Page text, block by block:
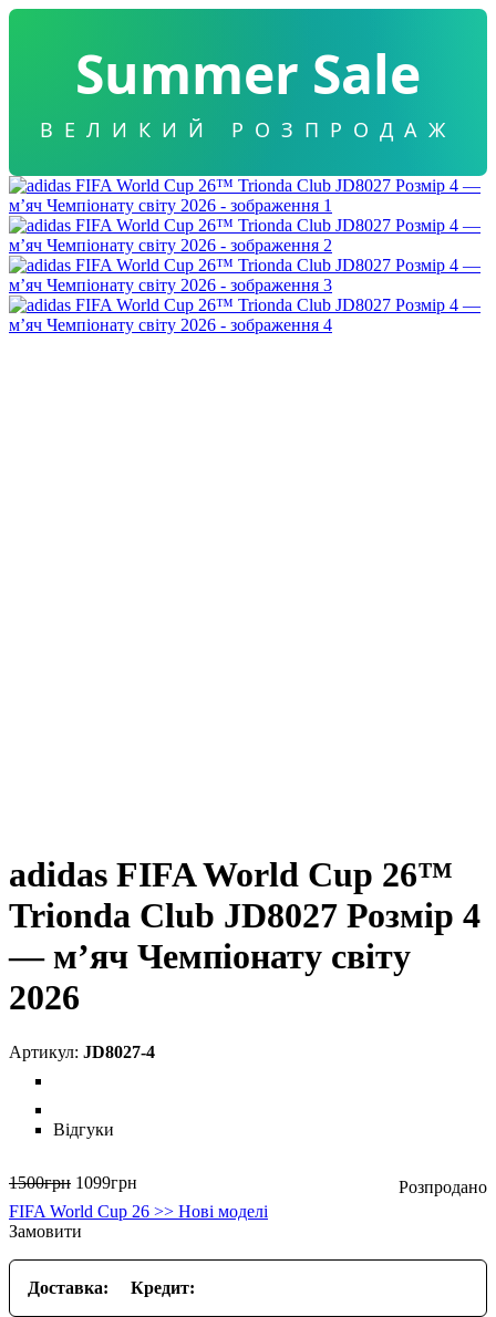
Summer Sale
ВЕЛИКИЙ РОЗПРОДАЖ
adidas FIFA World Cup 26™
Trionda Club JD8027 Розмір 4
— м’яч Чемпіонату світу
2026
JD8027-4
Відгуки
1500грн 1099грн
FIFA World Cup 26 >> Нові моделі
Замовити
Доставка: Кредит: